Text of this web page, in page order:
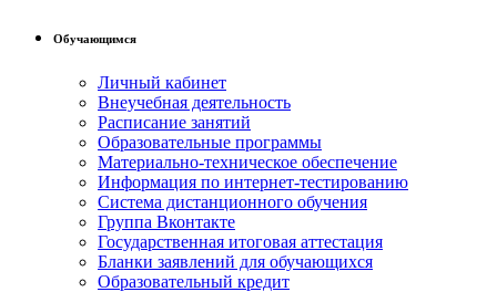
Обучающимся
Личный кабинет
Внеучебная деятельность
Расписание занятий
Образовательные программы
Материально-техническое обеспечение
Информация по интернет-тестированию
Система дистанционного обучения
Группа Вконтакте
Государственная итоговая аттестация
Бланки заявлений для обучающихся
Образовательный кредит